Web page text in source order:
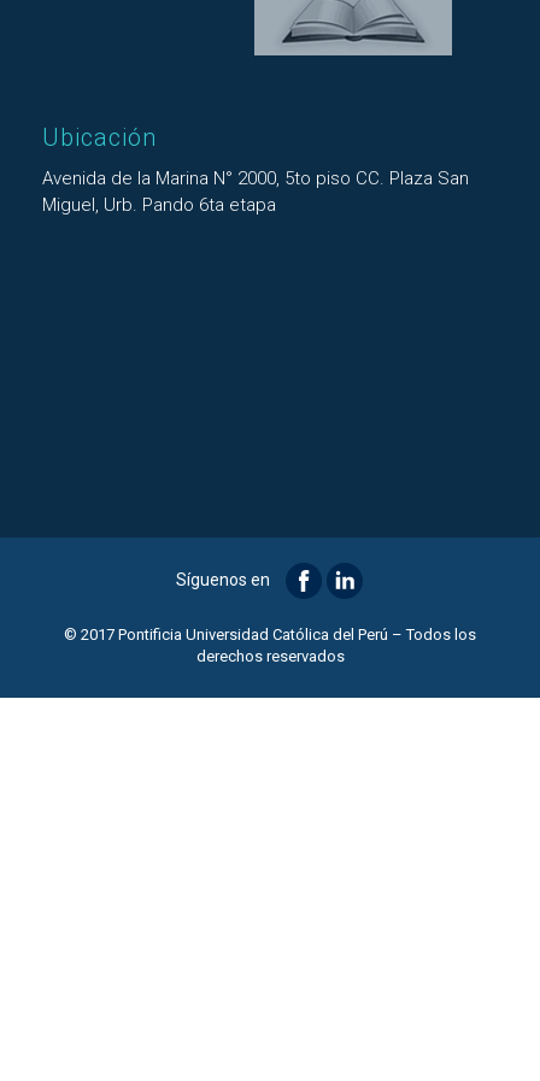
Ubicación
Avenida de la Marina N° 2000, 5to piso CC. Plaza San
Miguel, Urb. Pando 6ta etapa
Síguenos en
© 2017 Pontificia Universidad Católica del Perú – Todos los
derechos reservados